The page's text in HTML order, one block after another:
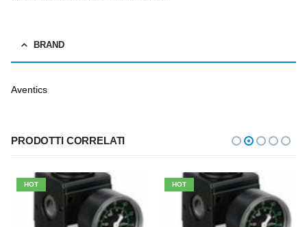
BRAND
Aventics
PRODOTTI CORRELATI
HOT HOT